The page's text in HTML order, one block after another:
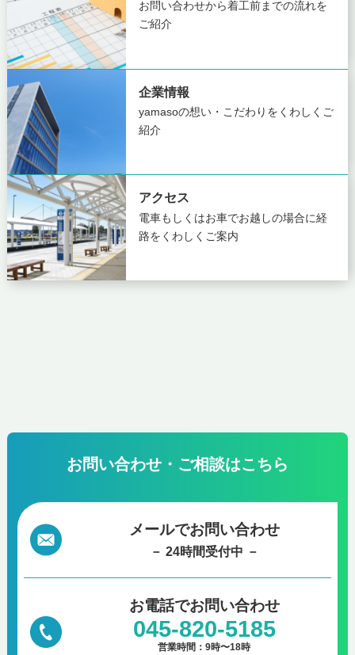
お問い合わせから着工前までの流れを
ご紹介
企業情報
yamasoの想い・こだわりを くわしくご
紹介
アクセス
電車もしくはお車でお越しの場合に経
路をくわしくご案内
お問い合わせ・ご相談はこちら
メールでお問い合わせ
－ 24時間受付中 －
お電話でお問い合わせ
045-820-5185
営業時間：9時〜18時